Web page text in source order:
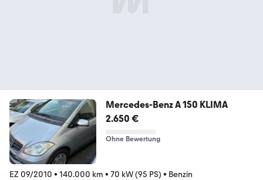
Mercedes-Benz A 150 KLIMA
2.650 €
Ohne Bewertung
EZ 09/2010 • 140.000 km • 70 kW (95 PS) • Benzin